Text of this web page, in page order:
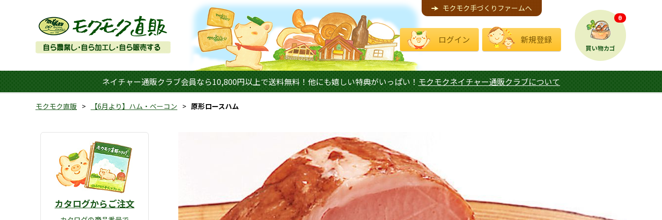
モクモク手づくりファームへ
ログイン 新規登録
買い物カゴ
0
ネイチャー通販クラブ会員なら10,800円以上で送料無料！他にも嬉しい特典がいっぱい！ モクモクネイチャー通販クラブについて
モクモク直販 【6月より】ハム・ベーコン 原形ロースハム
カタログからご注文